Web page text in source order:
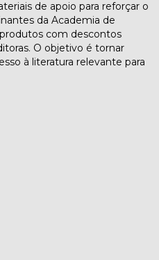
de apoio para reforçar o
da Academia de
com descontos
O objetivo é tornar
à literatura relevante para